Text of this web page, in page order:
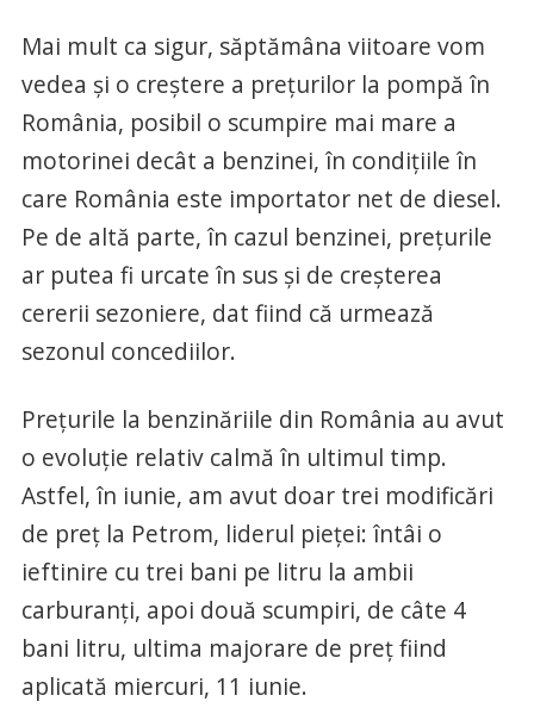
Mai mult ca sigur, săptămâna viitoare vom
vedea și o creștere a prețurilor la pompă în
România, posibil o scumpire mai mare a
motorinei decât a benzinei, în condițiile în
care România este importator net de diesel.
Pe de altă parte, în cazul benzinei, prețurile
ar putea fi urcate în sus și de creșterea
cererii sezoniere, dat fiind că urmează
sezonul concediilor.
Prețurile la benzinăriile din România au avut
o evoluție relativ calmă în ultimul timp.
Astfel, în iunie, am avut doar trei modificări
de preț la Petrom, liderul pieței: întâi o
ieftinire cu trei bani pe litru la ambii
carburanți, apoi două scumpiri, de câte 4
bani litru, ultima majorare de preț fiind
aplicată miercuri, 11 iunie.